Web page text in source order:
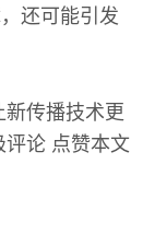
还可能引发
传播技术更
评论 点赞本文